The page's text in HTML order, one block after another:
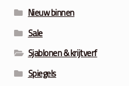
Nieuw binnen
Sale
Sjablonen & krijtverf
Spiegels